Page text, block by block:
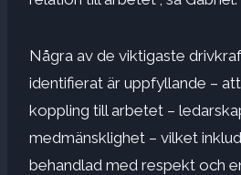
Några av de viktigaste
identifierat är uppfyllande –
koppling till arbetet –
medmänsklighet – vilket
behandlad med respekt och